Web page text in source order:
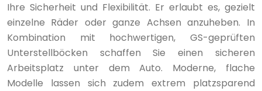
Ihre Sicherheit und Flexibilität. Er erlaubt es, gezielt
einzelne Räder oder ganze Achsen anzuheben. In
Kombination mit hochwertigen, GS-geprüften
Unterstellböcken schaffen Sie einen sicheren
Arbeitsplatz unter dem Auto. Moderne, flache
Modelle lassen sich zudem extrem platzsparend